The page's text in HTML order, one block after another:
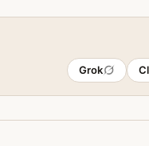
Grok